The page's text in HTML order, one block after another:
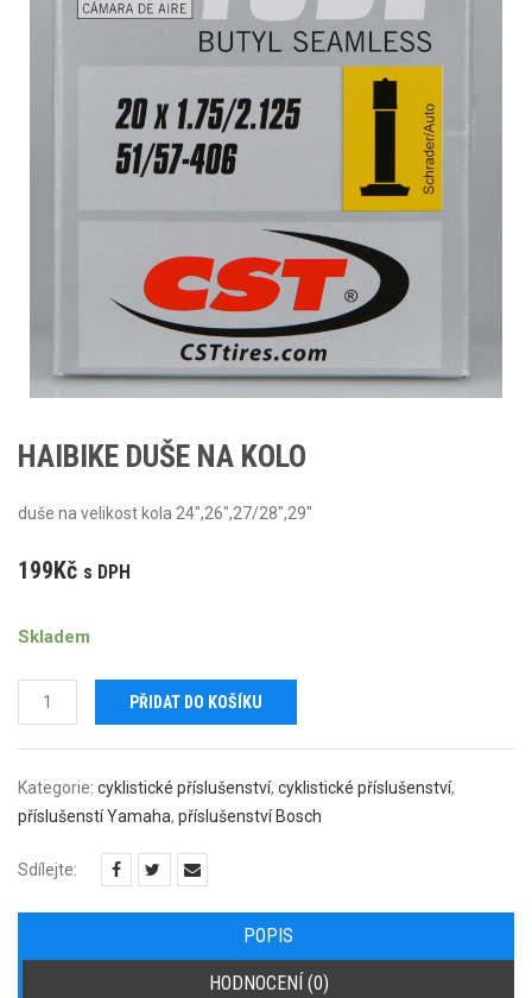
HAIBIKE DUŠE NA KOLO
duše na velikost kola 24″,26″,27/28″,29″
199Kč s DPH
Skladem
Haibike
duše
na
kolo
množství
PŘIDAT DO KOŠÍKU
Kategorie: cyklistické příslušenství, cyklistické příslušenství,
příslušenstí Yamaha, příslušenství Bosch
Sdílejte:
POPIS
HODNOCENÍ (0)